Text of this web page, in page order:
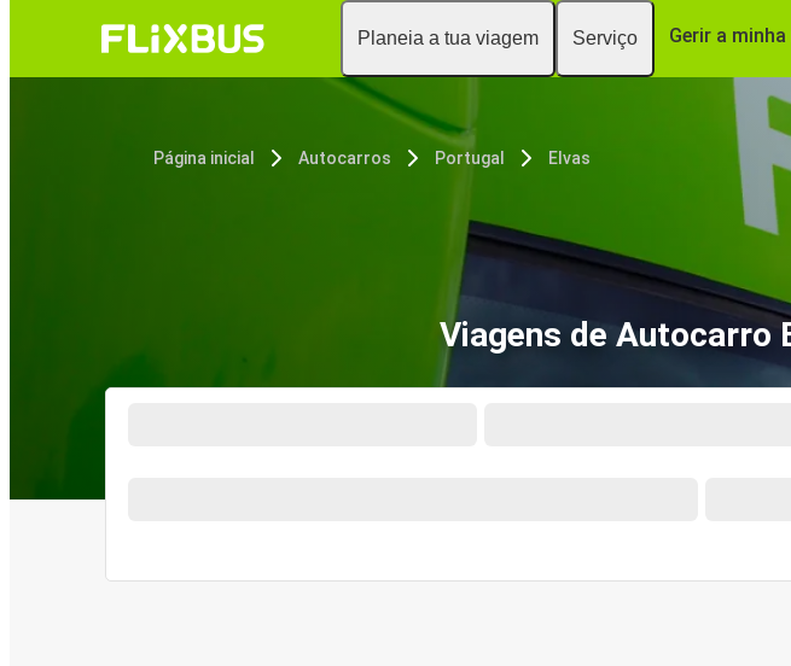
Planeia a tua viagem Serviço Gerir a
Página inicial Autocarros Portugal Elvas
Viagens de Autocarro